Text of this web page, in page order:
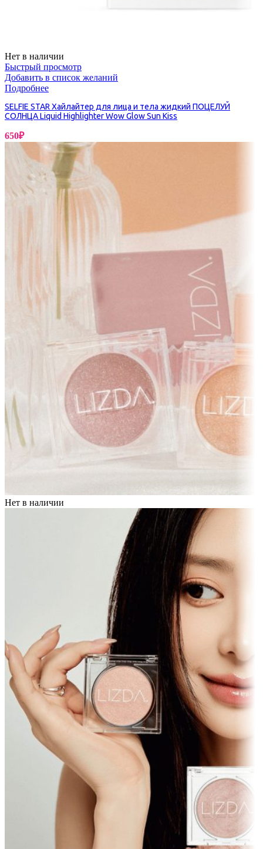
Нет в наличии
Быстрый просмотр
Добавить в список желаний
Подробнее
SELFIE STAR Хайлайтер для лица и тела жидкий ПОЦЕЛУЙ
СОЛНЦА Liquid Highlighter Wow Glow Sun Kiss
650₽
Нет в наличии